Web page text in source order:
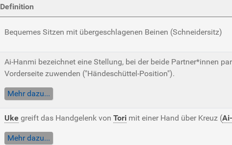
Definition
Bequemes Sitzen mit übergeschlagenen Beinen (Schneidersitz)
Ai-Hanmi bezeichnet eine Stellung, bei der beide Partner*innen
Vorderseite zuwenden ("Händeschüttel-Position").
Mehr dazu...
Uke greift das Handgelenk von Tori mit einer Hand über Kreuz (
Mehr dazu...